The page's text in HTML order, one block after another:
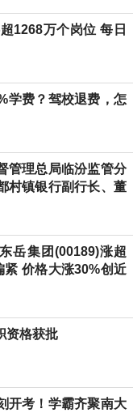
1268万个岗位 每日
学费？驾校退费，怎
管理总局临汾监管分
村镇银行副行长、董
岳集团(00189)涨超
价格大涨30%创近
资格获批
开考！学霸齐聚南大